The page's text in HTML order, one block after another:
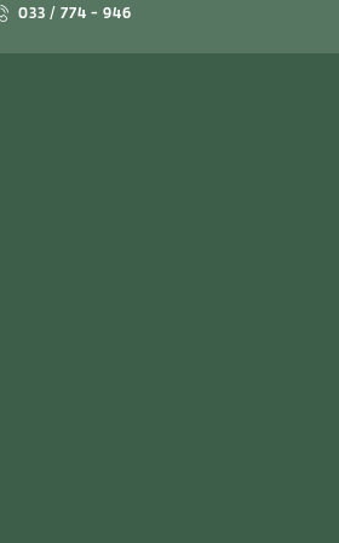
033 / 774 - 946